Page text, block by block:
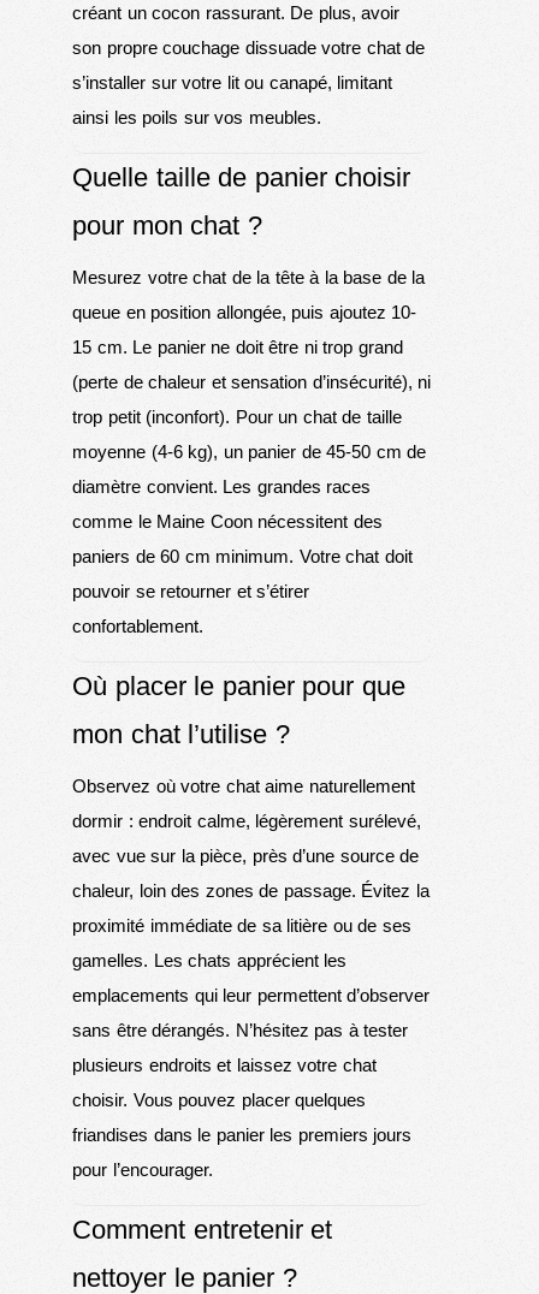
créant un cocon rassurant. De plus, avoir
son propre couchage dissuade votre chat de
s’installer sur votre lit ou canapé, limitant
ainsi les poils sur vos meubles.
Quelle taille de panier choisir
pour mon chat ?
Mesurez votre chat de la tête à la base de la
queue en position allongée, puis ajoutez 10-
15 cm. Le panier ne doit être ni trop grand
(perte de chaleur et sensation d’insécurité), ni
trop petit (inconfort). Pour un chat de taille
moyenne (4-6 kg), un panier de 45-50 cm de
diamètre convient. Les grandes races
comme le Maine Coon nécessitent des
paniers de 60 cm minimum. Votre chat doit
pouvoir se retourner et s’étirer
confortablement.
Où placer le panier pour que
mon chat l’utilise ?
Observez où votre chat aime naturellement
dormir : endroit calme, légèrement surélevé,
avec vue sur la pièce, près d’une source de
chaleur, loin des zones de passage. Évitez la
proximité immédiate de sa litière ou de ses
gamelles. Les chats apprécient les
emplacements qui leur permettent d’observer
sans être dérangés. N’hésitez pas à tester
plusieurs endroits et laissez votre chat
choisir. Vous pouvez placer quelques
friandises dans le panier les premiers jours
pour l’encourager.
Comment entretenir et
nettoyer le panier ?